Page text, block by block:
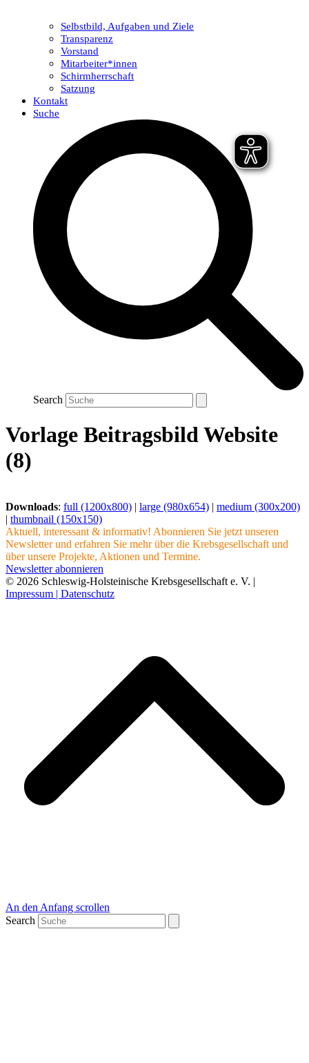
Selbstbild, Aufgaben und Ziele
Transparenz
Vorstand
Mitarbeiter*innen
Schirmherrschaft
Satzung
Kontakt
Suche
Search
Vorlage Beitragsbild Website
(8)
Downloads: full (1200x800) | large (980x654) | medium (300x200)
| thumbnail (150x150)
Aktuell, interessant & informativ! Abonnieren Sie jetzt unseren
Newsletter und erfahren Sie mehr über die Krebsgesellschaft und
über unsere Projekte, Aktionen und Termine.
Newsletter abonnieren
© 2026 Schleswig-Holsteinische Krebsgesellschaft e. V. |
Impressum | Datenschutz
An den Anfang scrollen
Search